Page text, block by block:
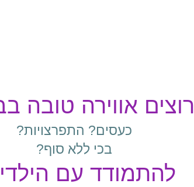
רוצים אווירה טובה
כעסים? התפרצויות?
בכי ללא סוף?
להתמודד עם